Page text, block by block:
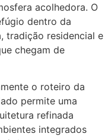
acolhedora. O
dentro da
tradição residencial e
chegam de
o roteiro da
permite uma
refinada
integrados